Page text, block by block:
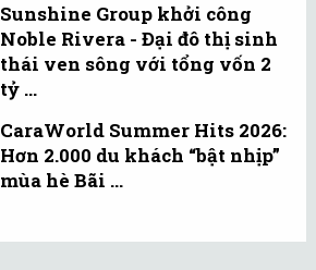
Sunshine Group khởi công
Noble Rivera - Đại đô thị sinh
thái ven sông với tổng vốn 2
tỷ ...
CaraWorld Summer Hits 2026:
Hơn 2.000 du khách “bật nhịp”
mùa hè Bãi ...